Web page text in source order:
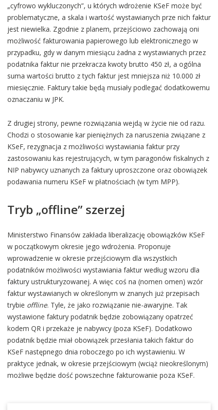
„cyfrowo wykluczonych”, u których wdrożenie KSeF może być
problematyczne, a skala i wartość wystawianych prze nich faktur
jest niewielka. Zgodnie z planem, przejściowo zachowają oni
możliwość fakturowania papierowego lub elektronicznego w
przypadku, gdy w danym miesiącu żadna z wystawianych przez
podatnika faktur nie przekracza kwoty brutto 450 zł, a ogólna
suma wartości brutto z tych faktur jest mniejsza niż 10.000 zł
miesięcznie. Faktury takie będą musiały podlegać dodatkowemu
oznaczaniu w JPK.
Z drugiej strony, pewne rozwiązania wejdą w życie nie od razu.
Chodzi o stosowanie kar pieniężnych za naruszenia związane z
KSeF, rezygnacja z możliwości wystawiania faktur przy
zastosowaniu kas rejestrujących, w tym paragonów fiskalnych z
NIP nabywcy uznanych za faktury uproszczone oraz obowiązek
podawania numeru KSeF w płatnościach (w tym MPP).
Tryb „offline” szerzej
Ministerstwo Finansów zakłada liberalizację obowiązków KSeF
w początkowym okresie jego wdrożenia. Proponuje
wprowadzenie w okresie przejściowym dla wszystkich
podatników możliwości wystawiania faktur według wzoru dla
faktury ustrukturyzowanej. A więc coś na (nomen omen) wzór
faktur wystawianych w określonym w znanych już przepisach
trybie offline. Tyle, że jako rozwiązanie nie-awaryjne. Tak
wystawione faktury podatnik będzie zobowiązany opatrzeć
kodem QR i przekaże je nabywcy (poza KSeF). Dodatkowo
podatnik będzie miał obowiązek przesłania takich faktur do
KSeF następnego dnia roboczego po ich wystawieniu. W
praktyce jednak, w okresie przejściowym (wciąż nieokreślonym)
możliwe będzie dość powszechne fakturowanie poza KSeF.